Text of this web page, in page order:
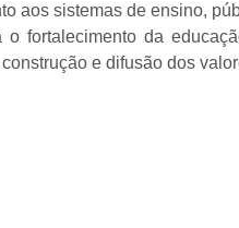
aos sistemas de ensino,
o fortalecimento da
e difusão dos